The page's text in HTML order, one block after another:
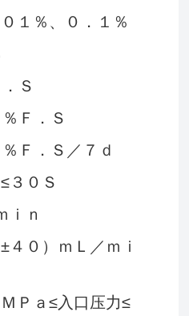
％、０．１％
．Ｓ
Ｆ．Ｓ
Ｆ．Ｓ／７ｄ
３０Ｓ
ｉｎ
４０）ｍＬ／ｍｉ
Ｐａ≤入口压力≤